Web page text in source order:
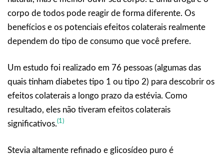
corpo de todos pode reagir de forma diferente. Os
benefícios e os potenciais efeitos colaterais realmente
dependem do tipo de consumo que você prefere.
Um estudo foi realizado em 76 pessoas (algumas das
quais tinham diabetes tipo 1 ou tipo 2) para descobrir os
efeitos colaterais a longo prazo da estévia. Como
resultado, eles não tiveram efeitos colaterais
significativos.(1)
Stevia altamente refinado e glicosídeo puro é